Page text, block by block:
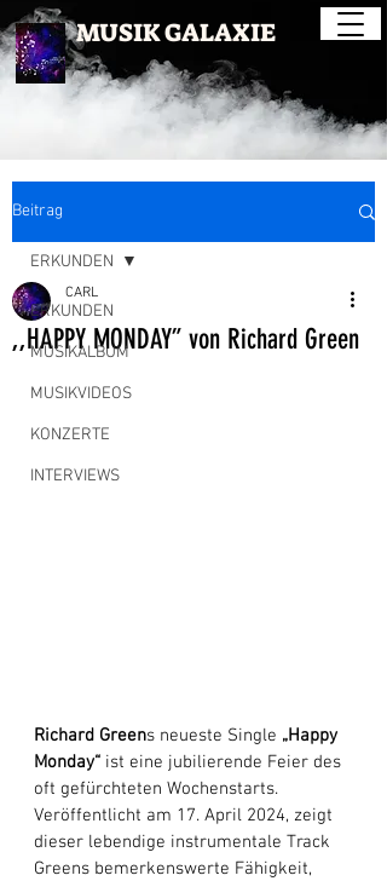
MUSIK GALAXIE
Beitrag
ERKUNDEN
MUSIKALBUM
MUSIKVIDEOS
KONZERTE
INTERVIEWS
ERKUNDEN
,,HAPPY MONDAY” von Richard Green
CARL
Richard Greens neueste Single „Happy
Monday“ ist eine jubilierende Feier des
oft gefürchteten Wochenstarts.
Veröffentlicht am 17. April 2024, zeigt
dieser lebendige instrumentale Track
Greens bemerkenswerte Fähigkeit,